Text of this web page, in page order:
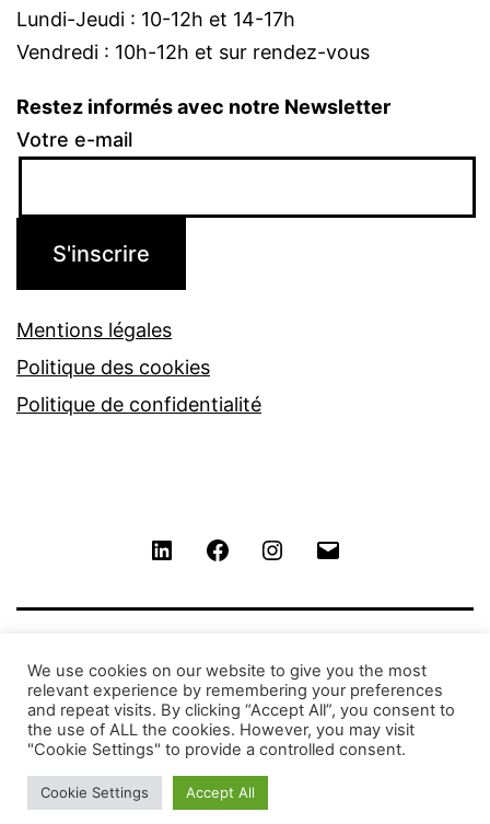
Lundi-Jeudi : 10-12h et 14-17h
Vendredi : 10h-12h et sur rendez-vous
Restez informés avec notre Newsletter
Votre e-mail
Mentions légales
Politique des cookies
Politique de confidentialité
LinkedIn FacebookInstagram
We use cookies on our website to give you the most
relevant experience by remembering your preferences
and repeat visits. By clicking “Accept All”, you consent to
the use of ALL the cookies. However, you may visit
"Cookie Settings" to provide a controlled consent.
Cookie Settings Accept All